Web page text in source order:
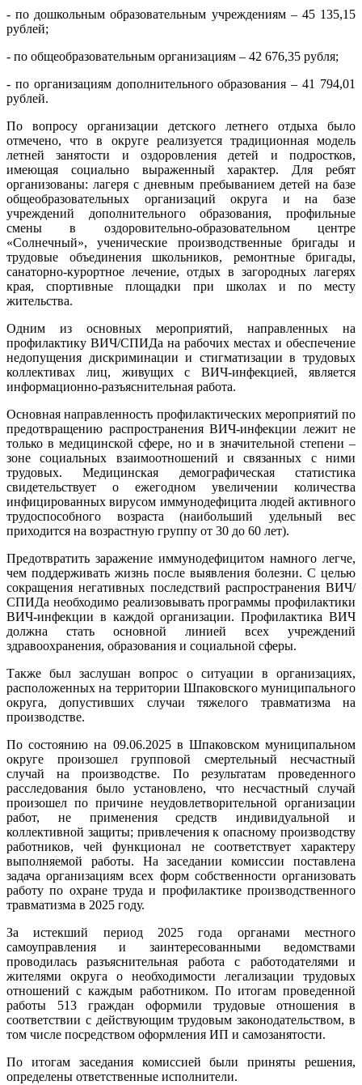
- по дошкольным образовательным учреждениям – 45 135,15
рублей;
- по общеобразовательным организациям – 42 676,35 рубля;
- по организациям дополнительного образования – 41 794,01
рублей.
По вопросу организации детского летнего отдыха было
отмечено, что в округе реализуется традиционная модель
летней занятости и оздоровления детей и подростков,
имеющая социально выраженный характер. Для ребят
организованы: лагеря с дневным пребыванием детей на базе
общеобразовательных организаций округа и на базе
учреждений дополнительного образования, профильные
смены в оздоровительно-образовательном центре
«Солнечный», ученические производственные бригады и
трудовые объединения школьников, ремонтные бригады,
санаторно-курортное лечение, отдых в загородных лагерях
края, спортивные площадки при школах и по месту
жительства.
Одним из основных мероприятий, направленных на
профилактику ВИЧ/СПИДа на рабочих местах и обеспечение
недопущения дискриминации и стигматизации в трудовых
коллективах лиц, живущих с ВИЧ-инфекцией, является
информационно-разъяснительная работа.
Основная направленность профилактических мероприятий по
предотвращению распространения ВИЧ-инфекции лежит не
только в медицинской сфере, но и в значительной степени –
зоне социальных взаимоотношений и связанных с ними
трудовых. Медицинская демографическая статистика
свидетельствует о ежегодном увеличении количества
инфицированных вирусом иммунодефицита людей активного
трудоспособного возраста (наибольший удельный вес
приходится на возрастную группу от 30 до 60 лет).
Предотвратить заражение иммунодефицитом намного легче,
чем поддерживать жизнь после выявления болезни. С целью
сокращения негативных последствий распространения ВИЧ/
СПИДа необходимо реализовывать программы профилактики
ВИЧ-инфекции в каждой организации. Профилактика ВИЧ
должна стать основной линией всех учреждений
здравоохранения, образования и социальной сферы.
Также был заслушан вопрос о ситуации в организациях,
расположенных на территории Шпаковского муниципального
округа, допустивших случаи тяжелого травматизма на
производстве.
По состоянию на 09.06.2025 в Шпаковском муниципальном
округе произошел групповой смертельный несчастный
случай на производстве. По результатам проведенного
расследования было установлено, что несчастный случай
произошел по причине неудовлетворительной организации
работ, не применения средств индивидуальной и
коллективной защиты; привлечения к опасному производству
работников, чей функционал не соответствует характеру
выполняемой работы. На заседании комиссии поставлена
задача организациям всех форм собственности организовать
работу по охране труда и профилактике производственного
травматизма в 2025 году.
За истекший период 2025 года органами местного
самоуправления и заинтересованными ведомствами
проводилась разъяснительная работа с работодателями и
жителями округа о необходимости легализации трудовых
отношений с каждым работником. По итогам проведенной
работы 513 граждан оформили трудовые отношения в
соответствии с действующим трудовым законодательством, в
том числе посредством оформления ИП и самозанятости.
По итогам заседания комиссией были приняты решения,
определены ответственные исполнители.